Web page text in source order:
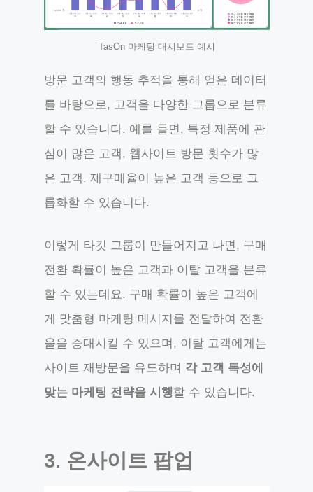
TasOn 마케팅 대시보드 예시
방문 고객의 행동 추적을 통해 얻은 데이터
를 바탕으로, 고객을 다양한 그룹으로 분류
할 수 있습니다. 예를 들면, 특정 제품에 관
심이 많은 고객, 웹사이트 방문 횟수가 많
은 고객, 재구매율이 높은 고객 등으로 그
룹화할 수 있습니다.
이렇게 타깃 그룹이 만들어지고 나면, 구매
전환 확률이 높은 고객과 이탈 고객을 분류
할 수 있는데요. 구매 확률이 높은 고객에
게 맞춤형 마케팅 메시지를 전달하여 전환
율을 증대시킬 수 있으며, 이탈 고객에게는
사이트 재방문을 유도하며 각 고객 특성에
맞는 마케팅 전략을 시행할 수 있습니다.
3. 온사이트 팝업